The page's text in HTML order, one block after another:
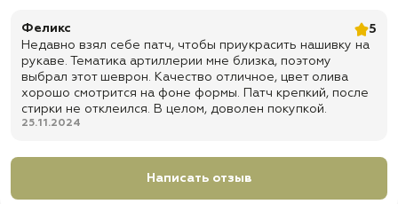
Феликс
5
Недавно взял себе патч, чтобы приукрасить нашивку на
рукаве. Тематика артиллерии мне близка, поэтому
выбрал этот шеврон. Качество отличное, цвет олива
хорошо смотрится на фоне формы. Патч крепкий, после
стирки не отклеился. В целом, доволен покупкой.
25.11.2024
Написать отзыв